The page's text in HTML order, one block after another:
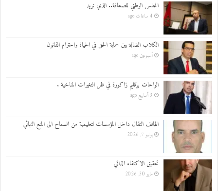
المجلس الوطني للصحافة.. الذي نريد
4 ساعات ago
الكلاب الضالة بين حماية الحق في الحياة واحترام القانون
أسبوعين ago
الواحات بإقليم زاكورة في ظل التغيرات المناخية .
3 أسابيع ago
الهاتف النقال داخل المؤسسات لتعليمية من السماح الى المنع النهائي
يونيو 7, 2026
تحقيق الاكتفاء الذاتي
مايو 30, 2026